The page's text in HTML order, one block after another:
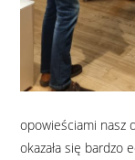
opowieściami nasz
okazała się bardzo